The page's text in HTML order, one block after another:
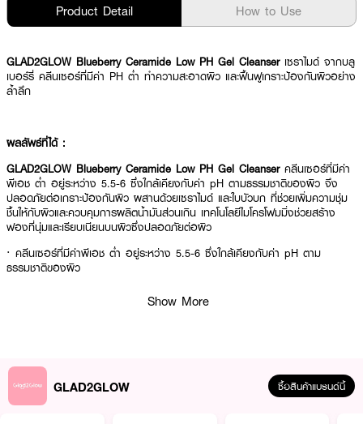
Product Detail How to Use
GLAD2GLOW Blueberry Ceramide Low PH Gel Cleanser เซราไมด์ จากบลู
เบอร์รี่ คลีนเซอร์ที่มีค่า PH ต่ำ ทำความสะอาดผิว และฟื้นฟูเกราะป้องกันผิวอย่าง
ล้ำลึก
ผลลัพธ์ที่ได้ :
GLAD2GLOW Blueberry Ceramide Low PH Gel Cleanser คลีนเซอร์ที่มีค่า
พีเอช ต่ำ อยู่ระหว่าง 5.5-6 ซึ่งใกล้เคียงกับค่า pH ตามธรรมชาติของผิว จึง
ปลอดภัยต่อเกราะป้องกันผิว ผสานด้วยเซราไมด์ และใบบัวบก ที่ช่วยเพิ่มความชุ่ม
ชื้นให้กับผิวและควบคุมการผลิตน้ำมันส่วนเกิน เทคโนโลยีไมโครโฟมมิ่งช่วยสร้าง
ฟองที่นุ่มและเรียบเนียนบนผิวซึ่งปลอดภัยต่อผิว
· คลีนเซอร์ที่มีค่าพีเอช ต่ำ อยู่ระหว่าง 5.5-6 ซึ่งใกล้เคียงกับค่า pH ตาม
ธรรมชาติของผิว
· ช่วยเพิ่มความชุ่มชื้นให้กับผิวและควบคุมการผลิตน้ำมันส่วนเกิน
How To Use :
1.ล้างหน้าให้เปียกหมาดๆ และใช้ผลิตภัณฑ์ในปริมาณที่เหมาะสม
Show More
GLAD2GLOW ซื้อสินค้าแบรนด์นี้